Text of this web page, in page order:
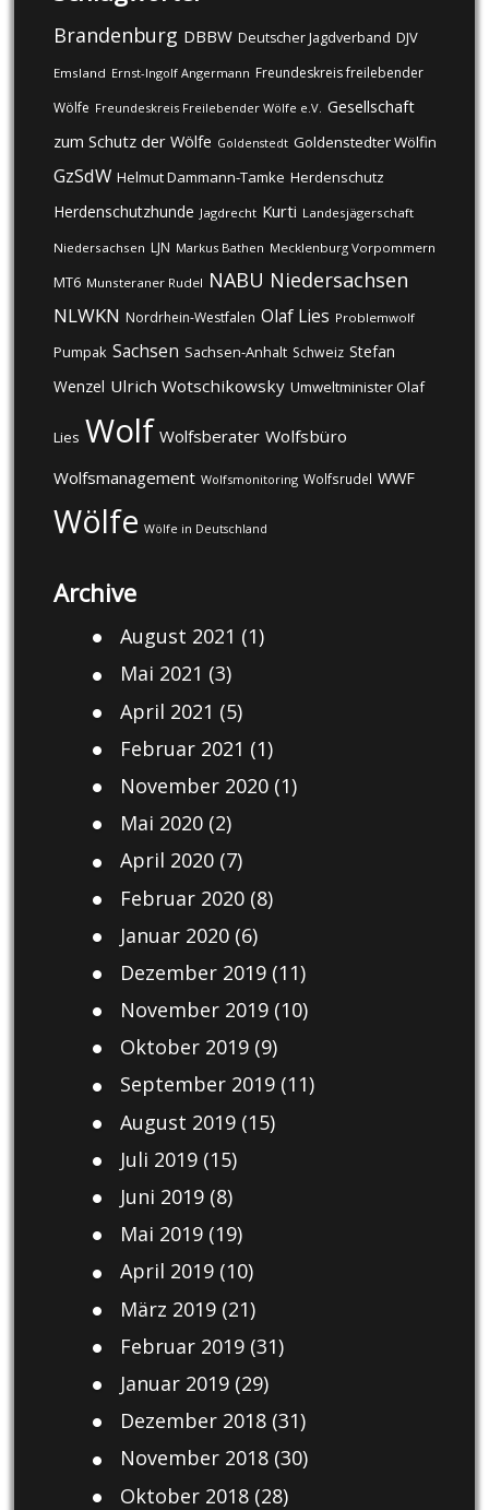
Brandenburg DBBW Deutscher Jagdverband DJV
Emsland Ernst-Ingolf Angermann Freundeskreis freilebender
Wölfe Freundeskreis Freilebender Wölfe e.V. Gesellschaft
zum Schutz der Wölfe Goldenstedt Goldenstedter Wölfin
GzSdW Helmut Dammann-Tamke Herdenschutz
Herdenschutzhunde Jagdrecht Kurti Landesjägerschaft
Niedersachsen LJN Markus Bathen Mecklenburg Vorpommern
MT6 Munsteraner Rudel NABU Niedersachsen
NLWKN Nordrhein-Westfalen Olaf Lies Problemwolf
Pumpak Sachsen Sachsen-Anhalt Schweiz Stefan
Wenzel Ulrich Wotschikowsky Umweltminister Olaf
Lies Wolf Wolfsberater Wolfsbüro
Wolfsmanagement Wolfsmonitoring Wolfsrudel WWF
Wölfe Wölfe in Deutschland
Archive
August 2021 (1)
Mai 2021 (3)
April 2021 (5)
Februar 2021 (1)
November 2020(1)
Mai 2020(2)
April 2020(7)
Februar 2020(8)
Januar 2020(6)
Dezember 2019(11)
November 2019(10)
Oktober 2019(9)
September 2019(11)
August 2019(15)
Juli 2019(15)
Juni 2019(8)
Mai 2019(19)
April 2019(10)
März 2019(21)
Februar 2019(31)
Januar 2019(29)
Dezember 2018(31)
November 2018(30)
Oktober 2018(28)